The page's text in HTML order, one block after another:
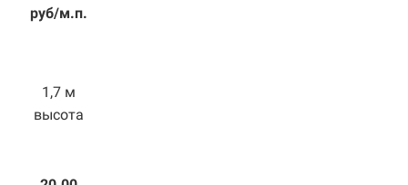
руб/м.п.
1,7 м
высота